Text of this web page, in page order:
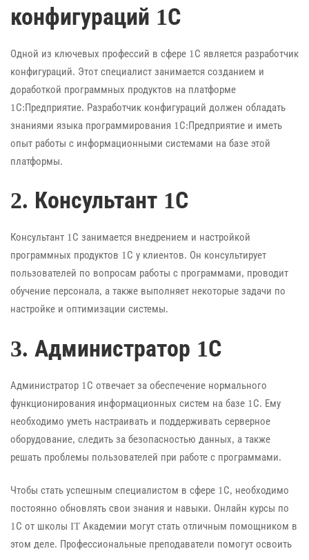
конфигураций 1С
Одной из ключевых профессий в сфере 1С является разработчик
конфигураций. Этот специалист занимается созданием и
доработкой программных продуктов на платформе
1С:Предприятие. Разработчик конфигураций должен обладать
знаниями языка программирования 1С:Предприятие и иметь
опыт работы с информационными системами на базе этой
платформы.
2. Консультант 1С
Консультант 1С занимается внедрением и настройкой
программных продуктов 1С у клиентов. Он консультирует
пользователей по вопросам работы с программами, проводит
обучение персонала, а также выполняет некоторые задачи по
настройке и оптимизации системы.
3. Администратор 1С
Администратор 1С отвечает за обеспечение нормального
функционирования информационных систем на базе 1С. Ему
необходимо уметь настраивать и поддерживать серверное
оборудование, следить за безопасностью данных, а также
решать проблемы пользователей при работе с программами.
Чтобы стать успешным специалистом в сфере 1С, необходимо
постоянно обновлять свои знания и навыки. Онлайн курсы по
1С от школы IT Академии могут стать отличным помощником в
этом деле. Профессиональные преподаватели помогут освоить